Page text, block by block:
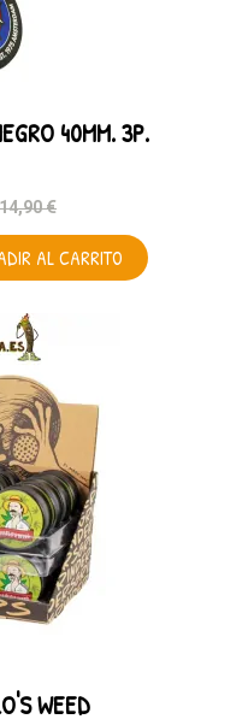
40MM. 3P.
14,90 €
AL CARRITO
WEED